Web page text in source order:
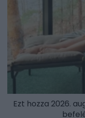
Ezt hozza 2026.